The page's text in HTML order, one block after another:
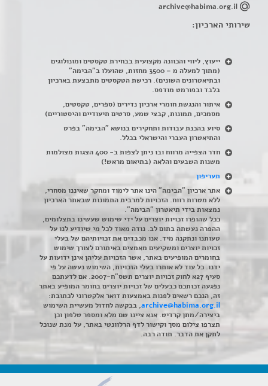
archive@habima.org.il
שירותי הארכיון:
ייעוץ, ליווי והכוונה מקצועית בבחירת טקסטים ומונולוגים
(מתוך למעלה מ – 3500 מחזות, שהועלו ב"הבימה"
ובתיאטרונים השונים). רכישת הטקסטים מתבצעת בארכיון
בלבד ובפורמט מודפס.
איתור והנגשת חומרי ארכיון נדירים (ספרים, טקסטים,
מסמכים, תמונות, קבצי שמע, סרטים תיעודיים והיסטוריים)
סיוע בהכנת עבודות ותחקירים בנושא "הבימה" בפרט
והתיאטרון העברי והישראלי בכלל.
חדר הצפייה מרווח ובו ניתן לצפות ב- 400 הצגות מצולמות
משנות השבעים והלאה (בתיאום מראש!)
תעריפון
אתר ארכיון "הבימה" הינו אתר לימוד ומחקר שאיננו מסחרי,
ללא מטרות רווח. הזכויות למרבית התמונות שבאתר הארכיון
נמצאות בידי תיאטרון "הבימה".
ככל שהופרו זכויות יוצרים על ידי שימוש שעשינו בתצלומים,
ההפרה נעשתה בתום לב. נודה מאוד לכל מי שיודיע לנו על
טעותנו ונתקנה מיד. אנו מכבדים את זכויותיהם של בעלי
זכויות יוצרים ומשקיעים מאמצים באיתורם לצורך שימוש
בחומרים המופיעים באתר, אשר הזכויות עליהן אינן ידועות על
ידנו. כל עוד לא אותרו בעלי הזכויות, השימוש נעשה על פי
סעיף 27א לחוק זכויות יוצרים תשס"ח-2007. אם לדעתכם
נפגעה זכותכם כבעלים של זכויות יוצרים בחומר המופיע באתר
זה, הנכם רשאים לפנות באמצעות דואר אלקטרוני לכתובת:
archive@habima.org.il, בבקשה לחדול מעשיית השימוש
ביצירה/מתן קרדיט. אנא ציינו שם מלא ומספר טלפון וכן
תצרפו צילום מסך וקישור לדף הרלוונטי באתר, על מנת שנוכל
לתקן את הדבר. תודה רבה.